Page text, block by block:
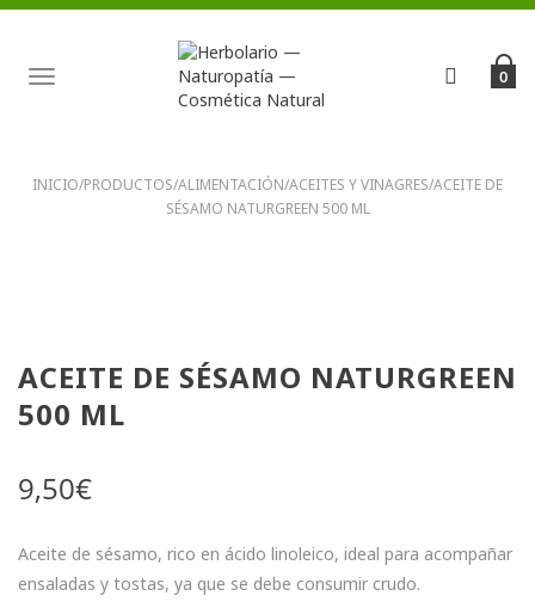
TOGGLE
NAVIGATION
0
INICIO/PRODUCTOS/ALIMENTACIÓN/ACEITES Y VINAGRES/ACEITE DE
SÉSAMO NATURGREEN 500 ML
ACEITE DE SÉSAMO NATURGREEN
500 ML
9,50€
Aceite de sésamo, rico en ácido linoleico, ideal para acompañar
ensaladas y tostas, ya que se debe consumir crudo.